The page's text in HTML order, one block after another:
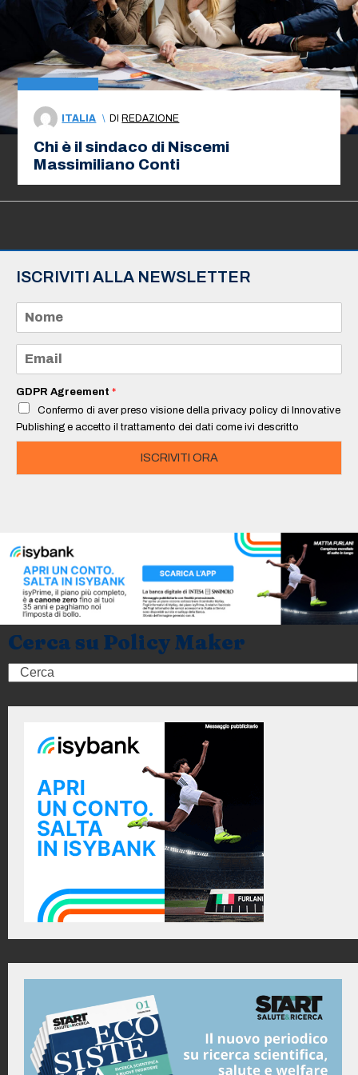
ITALIA \ DIREDAZIONE
Chi è il sindaco di Niscemi
Massimiliano Conti
ISCRIVITI ALLA NEWSLETTER
m
e
a
i
*
GDPR Agreement *
Confermo di aver preso visione della privacy policy di Innovative
Publishing e accetto il trattamento dei dati come ivi descritto
ISCRIVITI ORA
Cerca su Policy Maker
Search